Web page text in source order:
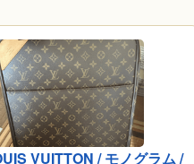
VUITTON / モノグラム /